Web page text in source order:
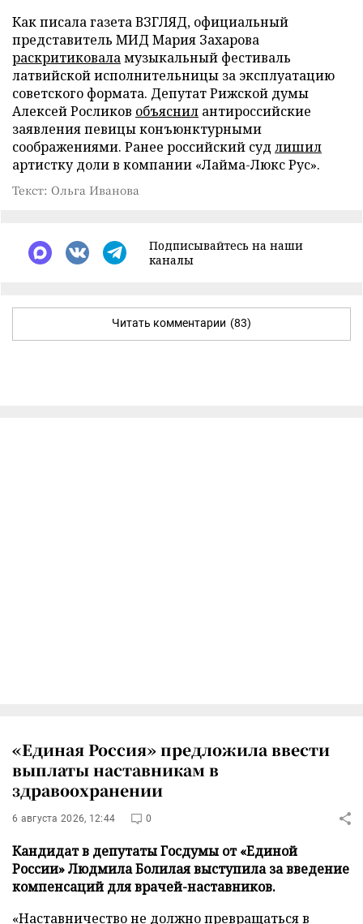
Как писала газета ВЗГЛЯД, официальный
представитель МИД Мария Захарова
раскритиковаламузыкальный фестиваль
латвийской исполнительницы за эксплуатацию
советского формата. Депутат Рижской думы
Алексей Росликов объяснил антироссийские
заявления певицы конъюнктурными
соображениями. Ранее российский суд лишил
артистку доли в компании «Лайма-Люкс Рус».
Текст: Ольга Иванова
Подписывайтесь на наши
каналы
Читать комментарии (83)
«Единая Россия» предложила ввести
выплаты наставникам в
здравоохранении
6 августа 2026, 12:44 0
Кандидат в депутаты Госдумы от «Единой
России» Людмила Болилая выступила за введение
компенсаций для врачей-наставников.
«Наставничество не должно превращаться в